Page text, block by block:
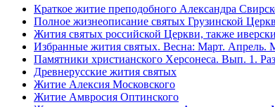
Краткое житие преподобного Александра
Полное жизнеописание святых Грузинской
Жития святых российской Церкви, также
Избранные жития святых. Весна: Март. Апрель.
Памятники христианского Херсонеса. Вып. 1.
Древнерусские жития святых
Житие Алексия Московского
Житие Амвросия Оптинского